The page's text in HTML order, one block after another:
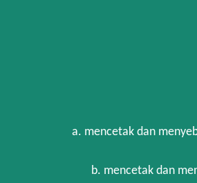
a. mencetak dan
b. mencetak dan